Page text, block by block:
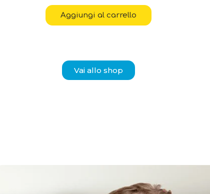
Aggiungi al carrello
Vai allo shop